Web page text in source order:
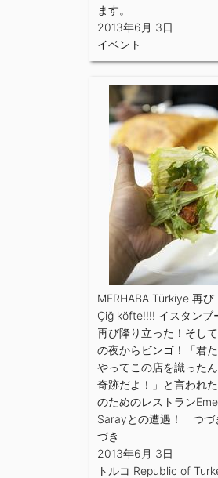
ます。
2013年6月 3日
イベント
MERHABA Türkiye 再び
Çiğ köfte!!!! イスタンブ
再び降り立った！そし
の夜からビンゴ！「君
やってこの店を識った
奇跡だよ！」と言われ
のためのレストラン
Sarayとの遭遇！ つづ
づき
2013年6月 3日
トルコ Republic of